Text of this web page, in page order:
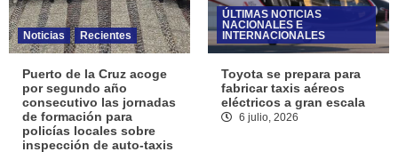
Noticias Recientes
Puerto de la Cruz acoge
por segundo año
consecutivo las jornadas
de formación para
policías locales sobre
inspección de auto-taxis
ÚLTIMAS NOTICIAS
NACIONALES E
INTERNACIONALES
Toyota se prepara para
fabricar taxis aéreos
eléctricos a gran escala
6 julio, 2026